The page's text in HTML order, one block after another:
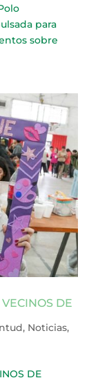
para
sobre
DE
, Noticias,
DE